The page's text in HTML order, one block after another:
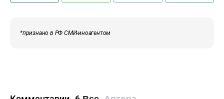
*признано в РФ СМИ-иноагентом